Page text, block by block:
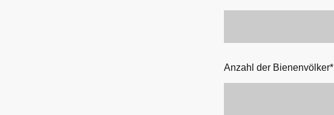
Anzahl der Bienenvölker*